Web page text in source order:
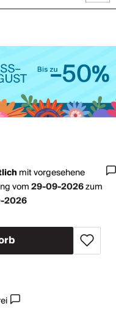
mitvorgesehene
vom29-09-2026zum
2026